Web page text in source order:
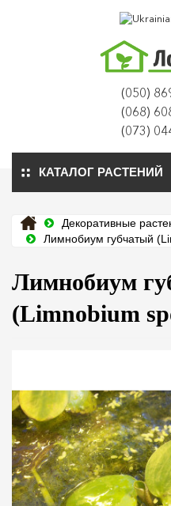
(050)
(068)
(073)
КАТАЛОГ РАСТЕНИЙ
Декоративные
Лимнобиум губчатый
Лимнобиум
(Limnobium